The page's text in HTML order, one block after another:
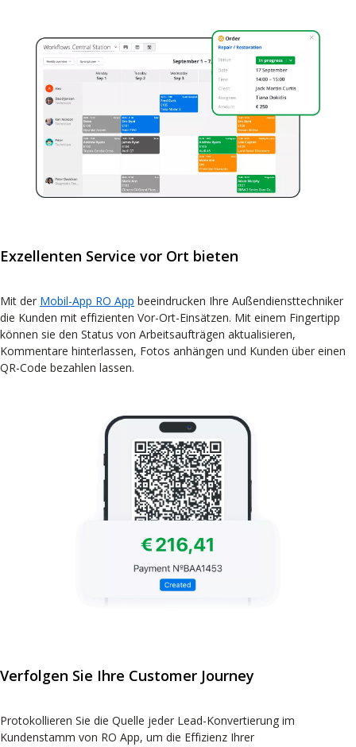
Exzellenten Service vor Ort bieten
Mit der Mobil-App RO App beeindrucken Ihre Außendiensttechniker
die Kunden mit effizienten Vor-Ort-Einsätzen. Mit einem Fingertipp
können sie den Status von Arbeitsaufträgen aktualisieren,
Kommentare hinterlassen, Fotos anhängen und Kunden über einen
QR-Code bezahlen lassen.
Verfolgen Sie Ihre Customer Journey
Protokollieren Sie die Quelle jeder Lead-Konvertierung im
Kundenstamm von RO App, um die Effizienz Ihrer